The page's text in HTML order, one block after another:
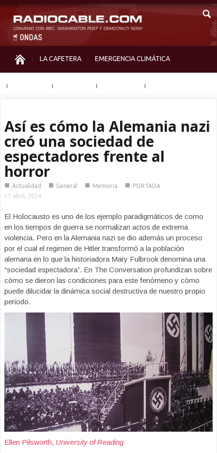
LA CAFETERA EMERGENCIA CLIMÁTICA
Así es cómo la Alemania nazi
creó una sociedad de
espectadores frente al
horror
■ Actualidad ■ General ■ Memoria ■ PORTADA
17 abril, 2024
El Holocausto es uno de los ejemplo paradigmáticos de como
en los tiempos de guerra se normalizan actos de extrema
violencia. Pero en la Alemania nazi se dio además un proceso
por el cual el regimen de Hitler transformó a la población
alemana en lo que la historiadora Mary Fulbrook denomina una
“sociedad espectadora”. En The Conversation profundizan sobre
cómo se dieron las condiciones para este fenómeno y cómo
puede dilucidar la dinámica social destructiva de nuestro propio
periodo.
Ellen Pilsworth, University of Reading